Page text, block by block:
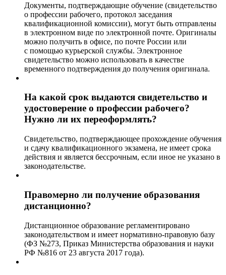
Документы, подтверждающие обучение (свидетельство
о профессии рабочего, протокол заседания
квалификационной комиссии), могут быть отправлены
в электронном виде по электронной почте. Оригиналы
можно получить в офисе, по почте России или
с помощью курьерской службы. Электронное
свидетельство можно использовать в качестве
временного подтверждения до получения оригинала.
На какой срок выдаются свидетельство и
удостоверение о профессии рабочего?
Нужно ли их переоформлять?
Свидетельство, подтверждающее прохождение обучения
и сдачу квалификационного экзамена, не имеет срока
действия и является бессрочным, если иное не указано в
законодательстве.
Правомерно ли получение образования
дистанционно?
Дистанционное образование регламентировано
законодательством и имеет нормативно-правовую базу
(ФЗ №273, Приказ Министерства образования и науки
РФ №816 от 23 августа 2017 года).